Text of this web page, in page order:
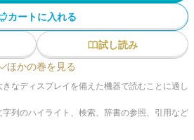
カートに入れる
試し読み
ほかの巻を見る
なディスプレイを備えた機器で読むことに適し
列のハイライト、検索、辞書の参照、引用など